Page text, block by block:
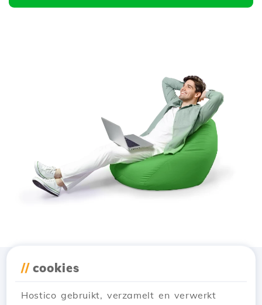
// cookies
Hostico gebruikt, verzamelt en verwerkt
Download de app